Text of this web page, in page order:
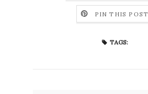
PIN THIS POST
TAGS: